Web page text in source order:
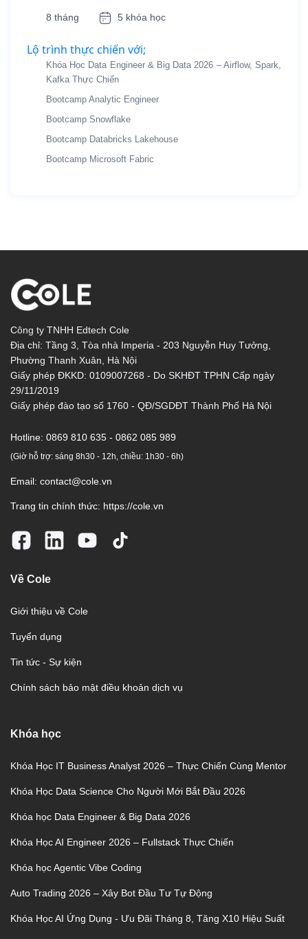
8 tháng 5 khóa học
Lộ trình thực chiến với;
Khóa Học Data Engineer & Big Data 2026 – Airflow, Spark,
Kafka Thực Chiến
Bootcamp Analytic Engineer
Bootcamp Snowflake
Bootcamp Databricks Lakehouse
Bootcamp Microsoft Fabric
Công ty TNHH Edtech Cole
Địa chỉ: Tầng 3, Tòa nhà Imperia - 203 Nguyễn Huy Tưởng,
Phường Thanh Xuân, Hà Nội
Giấy phép ĐKKD: 0109007268 - Do SKHĐT TPHN Cấp ngày
29/11/2019
Giấy phép đào tạo số 1760 - QĐ/SGDĐT Thành Phố Hà Nội
Hotline: 0869 810 635 - 0862 085 989
(Giờ hỗ trợ: sáng 8h30 - 12h, chiều: 1h30 - 6h)
Email: contact@cole.vn
Trang tin chính thức: https://cole.vn
Về Cole
Giới thiệu về Cole
Tuyển dụng
Tin tức - Sự kiện
Chính sách bảo mật điều khoản dịch vụ
Khóa học
Khóa Học IT Business Analyst 2026 – Thực Chiến Cùng Mentor
Khóa Học Data Science Cho Người Mới Bắt Đầu 2026
Khóa học Data Engineer & Big Data 2026
Khóa Học AI Engineer 2026 – Fullstack Thực Chiến
Khóa học Agentic Vibe Coding
Auto Trading 2026 – Xây Bot Đầu Tư Tự Động
Khóa Học AI Ứng Dụng - Ưu Đãi Tháng 8, Tăng X10 Hiệu Suất